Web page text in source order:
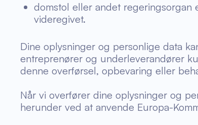
domstol eller andet
videregivet.
Dine oplysninger og personlige data
entreprenører og underleverandører
denne overførsel, opbevaring eller
Når vi overfører dine oplysninger og
herunder ved at anvende Europa-